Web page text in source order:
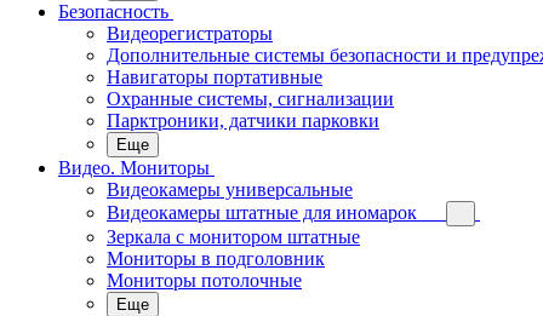
Безопасность
Видеорегистраторы
Дополнительные системы безопасности и
Навигаторы портативные
Охранные системы, сигнализации
Парктроники, датчики парковки
Еще
Видео. Мониторы
Видеокамеры универсальные
Видеокамеры штатные для иномарок
Зеркала с монитором штатные
Мониторы в подголовник
Мониторы потолочные
Еще